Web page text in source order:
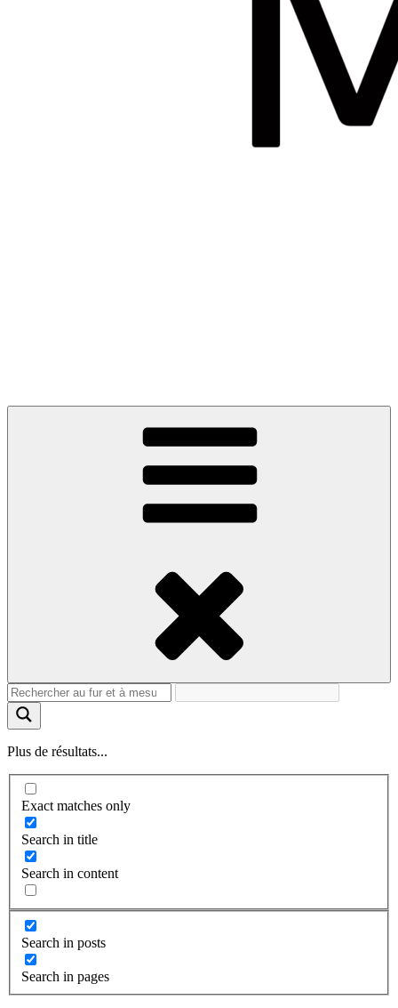
Plus de résultats...
Exact matches only
Search in title
Search in content
Search in posts
Search in pages